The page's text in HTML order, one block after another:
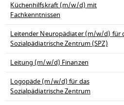
Küchenhilfskraft (m/w/d) mit
Fachkenntnissen
Leitender Neuropädiater (m/w/d) für
Sozialpädiatrische Zentrum (SPZ)
Leitung (m/w/d) Finanzen
Logopäde (m/w/d) für das
Sozialpädiatrische Zentrum